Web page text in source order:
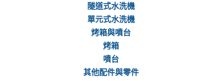
隧道式水洗機
單元式水洗機
烤箱與噴台
烤箱
噴台
其他配件與零件